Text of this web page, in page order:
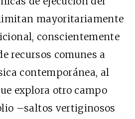
mayoritariamente
conscientemente
recursos comunes a
contemporánea, al
explora otro campo
–saltos vertiginosos